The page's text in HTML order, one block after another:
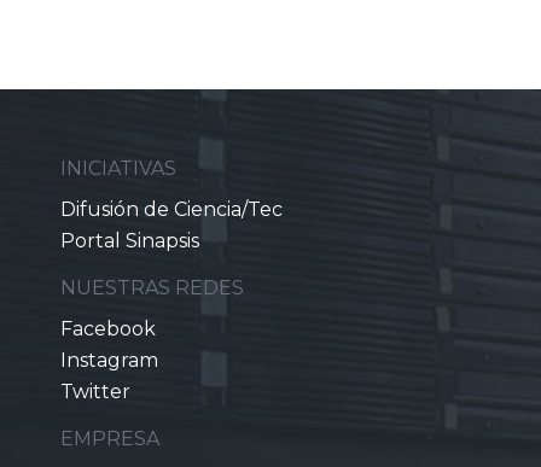
INICIATIVAS
Difusión de Ciencia/Tec
Portal Sinapsis
NUESTRAS REDES
Facebook
Instagram
Twitter
EMPRESA